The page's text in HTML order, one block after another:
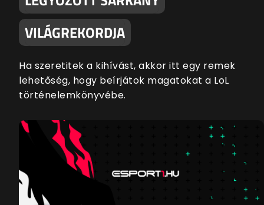
VILÁGREKORDJA
Ha szeretitek a kihívást, akkor itt egy remek
lehetőség, hogy beírjátok magatokat a LoL
történelemkönyvébe.